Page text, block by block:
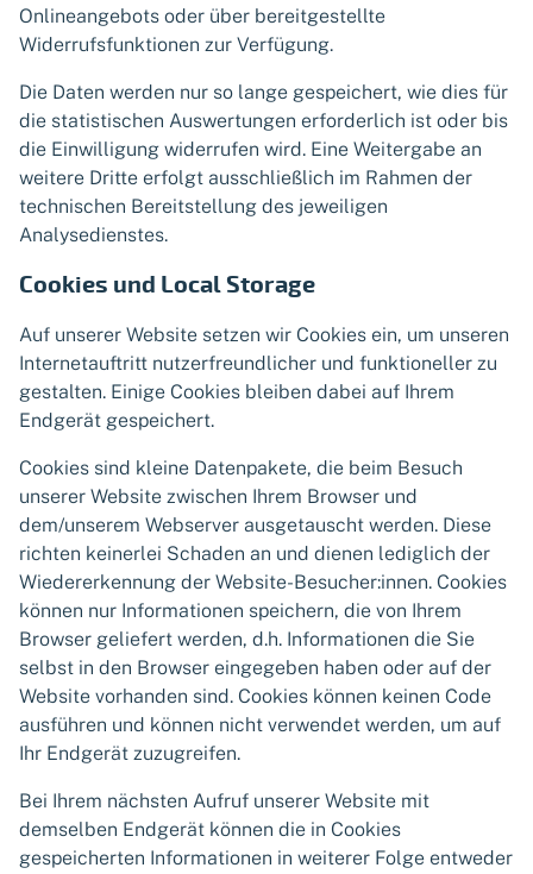
Onlineangebots oder über bereitgestellte
Widerrufsfunktionen zur Verfügung.
Die Daten werden nur so lange gespeichert, wie dies für
die statistischen Auswertungen erforderlich ist oder bis
die Einwilligung widerrufen wird. Eine Weitergabe an
weitere Dritte erfolgt ausschließlich im Rahmen der
technischen Bereitstellung des jeweiligen
Analysedienstes.
Cookies und Local Storage
Auf unserer Website setzen wir Cookies ein, um unseren
Internetauftritt nutzerfreundlicher und funktioneller zu
gestalten. Einige Cookies bleiben dabei auf Ihrem
Endgerät gespeichert.
Cookies sind kleine Datenpakete, die beim Besuch
unserer Website zwischen Ihrem Browser und
dem/unserem Webserver ausgetauscht werden. Diese
richten keinerlei Schaden an und dienen lediglich der
Wiedererkennung der Website-Besucher:innen. Cookies
können nur Informationen speichern, die von Ihrem
Browser geliefert werden, d.h. Informationen die Sie
selbst in den Browser eingegeben haben oder auf der
Website vorhanden sind. Cookies können keinen Code
ausführen und können nicht verwendet werden, um auf
Ihr Endgerät zuzugreifen.
Bei Ihrem nächsten Aufruf unserer Website mit
demselben Endgerät können die in Cookies
gespeicherten Informationen in weiterer Folge entweder